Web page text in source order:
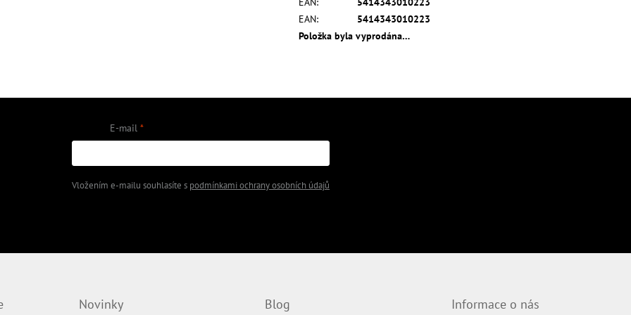
EAN:
5414343010223
Položka byla vyprodána…
E-mail
Vložením e-mailu souhlasíte s podmínkami ochrany osobních údajů
Novinky Blog Informace o nás